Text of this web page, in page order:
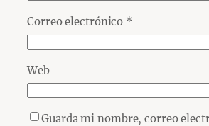
Correo electrónico *
Web
Guarda mi nombre, correo